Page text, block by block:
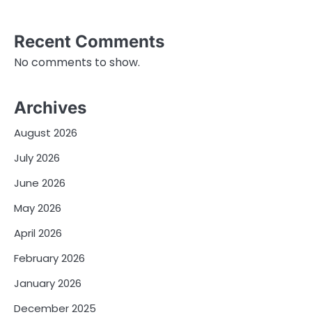
Recent Comments
No comments to show.
Archives
August 2026
July 2026
June 2026
May 2026
April 2026
February 2026
January 2026
December 2025